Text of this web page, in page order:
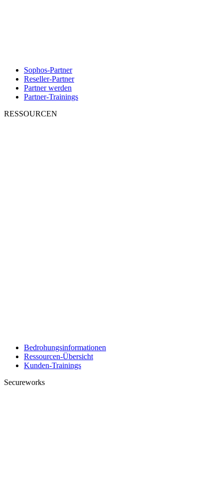
Sophos-Partner
Reseller-Partner
Partner werden
Partner-Trainings
RESSOURCEN
Bedrohungsinformationen
Ressourcen-Übersicht
Kunden-Trainings
Secureworks